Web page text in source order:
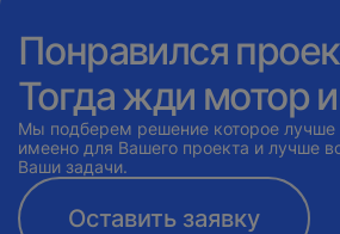
Понравился
Тогда жди мотор
Мы подберем решение которое лучше
имеено для Вашего проекта и лучше
Ваши задачи.
Оставить заявку